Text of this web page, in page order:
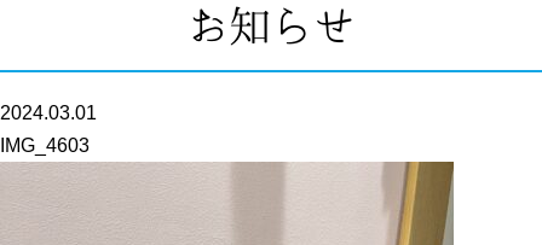
お知らせ
2024.03.01
IMG_4603